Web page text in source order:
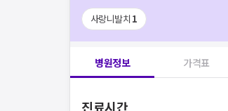
사랑니발치 1
병원정보 가격표
진료시간